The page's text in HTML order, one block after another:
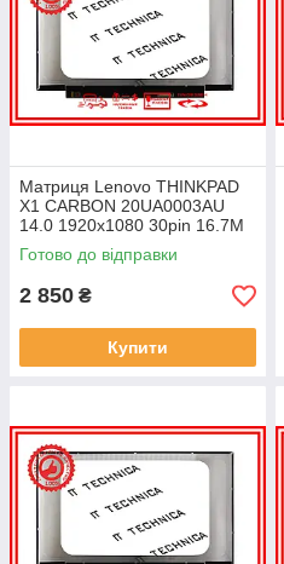
Матриця Lenovo THINKPAD
X1 CARBON 20UA0003AU
14.0 1920x1080 30pin 16.7M
45% NTSC 300 cd/m² для
ноутбука
Готово до відправки
2 850 ₴
Купити